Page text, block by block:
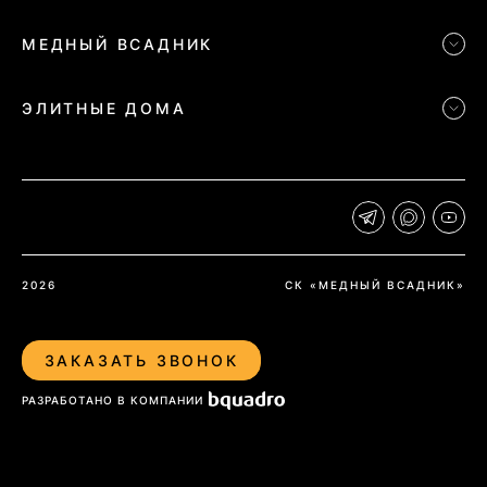
МЕДНЫЙ ВСАДНИК
ЭЛИТНЫЕ ДОМА
СК «МЕДНЫЙ ВСАДНИК»
2026
ЗАКАЗАТЬ ЗВОНОК
РАЗРАБОТАНО В КОМПАНИИ